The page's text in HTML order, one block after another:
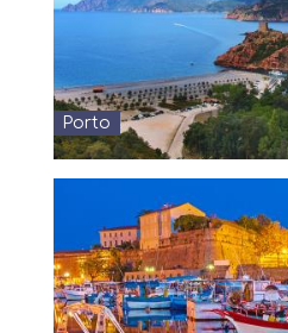
Porto